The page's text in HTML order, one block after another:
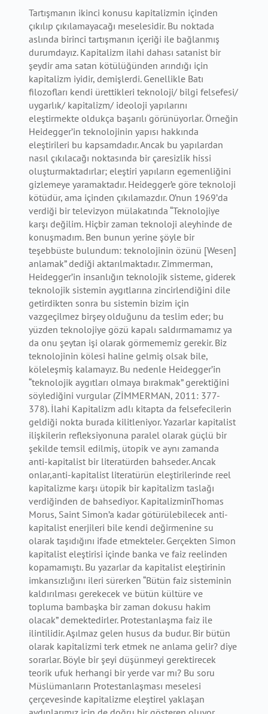
Tartışmanın ikinci konusu kapitalizmin içinden
çıkılıp çıkılamayacağı meselesidir. Bu noktada
aslında birinci tartışmanın içeriği ile bağlanmış
durumdayız. Kapitalizm ilahi dahası satanist bir
şeydir ama satan kötülüğünden arındığı için
kapitalizm iyidir, demişlerdi. Genellikle Batı
filozofları kendi ürettikleri teknoloji/ bilgi felsefesi/
uygarlık/ kapitalizm/ ideoloji yapılarını
eleştirmekte oldukça başarılı görünüyorlar. Örneğin
Heidegger’in teknolojinin yapısı hakkında
eleştirileri bu kapsamdadır. Ancak bu yapılardan
nasıl çıkılacağı noktasında bir çaresizlik hissi
oluşturmaktadırlar; eleştiri yapıların egemenliğini
gizlemeye yaramaktadır. Heidegger’e göre teknoloji
kötüdür, ama içinden çıkılamazdır. O’nun 1969’da
verdiği bir televizyon mülakatında “Teknolojiye
karşı değilim. Hiçbir zaman teknoloji aleyhinde de
konuşmadım. Ben bunun yerine şöyle bir
teşebbüste bulundum: teknolojinin özünü [Wesen]
anlamak” dediği aktarılmaktadır. Zimmerman,
Heidegger’in insanlığın teknolojik sisteme, giderek
teknolojik sistemin aygıtlarına zincirlendiğini dile
getirdikten sonra bu sistemin bizim için
vazgeçilmez birşey olduğunu da teslim eder; bu
yüzden teknolojiye gözü kapalı saldırmamamız ya
da onu şeytan işi olarak görmememiz gerekir. Biz
teknolojinin kölesi haline gelmiş olsak bile,
köleleşmiş kalamayız. Bu nedenle Heidegger’in
“teknolojik aygıtları olmaya bırakmak” gerektiğini
söylediğini vurgular (ZİMMERMAN, 2011: 377-
378). İlahi Kapitalizm adlı kitapta da felsefecilerin
geldiği nokta burada kilitleniyor. Yazarlar kapitalist
ilişkilerin refleksiyonuna paralel olarak güçlü bir
şekilde temsil edilmiş, ütopik ve aynı zamanda
anti-kapitalist bir literatürden bahseder. Ancak
onlar,anti-kapitalist literatürün eleştirilerinde reel
kapitalizme karşı ütopik bir kapitalizm taslağı
verdiğinden de bahsediyor. KapitalizminThomas
Morus, Saint Simon’a kadar götürülebilecek anti-
kapitalist enerjileri bile kendi değirmenine su
olarak taşıdığını ifade etmekteler. Gerçekten Simon
kapitalist eleştirisi içinde banka ve faiz reelinden
kopamamıştı. Bu yazarlar da kapitalist eleştirinin
imkansızlığını ileri sürerken “Bütün faiz sisteminin
kaldırılması gerekecek ve bütün kültüre ve
topluma bambaşka bir zaman dokusu hakim
olacak” demektedirler. Protestanlaşma faiz ile
ilintilidir. Aşılmaz gelen husus da budur. Bir bütün
olarak kapitalizmi terk etmek ne anlama gelir? diye
sorarlar. Böyle bir şeyi düşünmeyi gerektirecek
teorik ufuk herhangi bir yerde var mı? Bu soru
Müslümanların Protestanlaşması meselesi
çerçevesinde kapitalizme eleştirel yaklaşan